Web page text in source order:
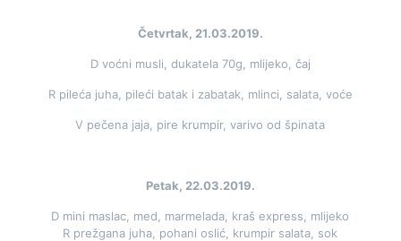
Četvrtak, 21.03.2019.
D voćni musli, dukatela 70g, mlijeko, čaj
R pileća juha, pileći batak i zabatak, mlinci, salata, voće
V pečena jaja, pire krumpir, varivo od špinata
Petak, 22.03.2019.
D mini maslac, med, marmelada, kraš express, mlijeko
R prežgana juha, pohani oslić, krumpir salata, sok